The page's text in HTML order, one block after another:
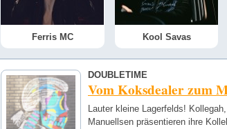
Ferris MC Kool Savas
DOUBLETIME
Vom Koksdealer zum
Lauter kleine Lagerfelds!
Manuellsen präsentieren ihre